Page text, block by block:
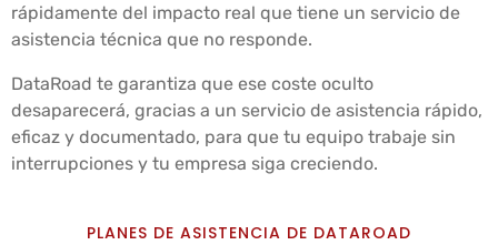
rápidamente del impacto real que tiene un servicio de
asistencia técnica que no responde.
DataRoad te garantiza que ese coste oculto
desaparecerá, gracias a un servicio de asistencia rápido,
eficaz y documentado, para que tu equipo trabaje sin
interrupciones y tu empresa siga creciendo.
PLANES DE ASISTENCIA DE DATAROAD